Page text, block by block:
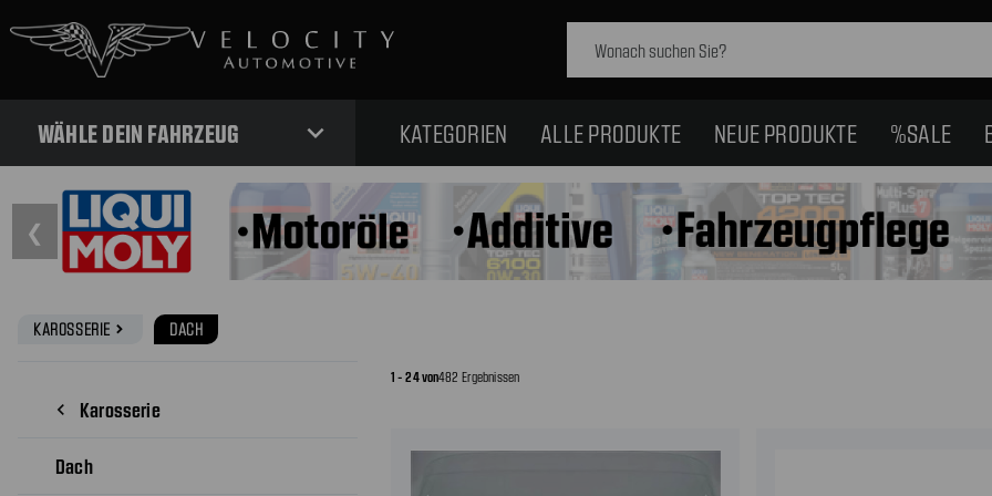
WÄHLE DEIN FAHRZEUG expand_more KATEGORIEN ALLE PRODUKTE NEUE PRODUKTE %SALE
❮
KAROSSERIE navigate_next DACH
navigate_before Karosserie
Dach
1 - 24 von482 Ergebnissen